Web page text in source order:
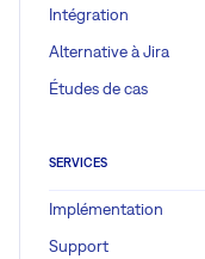
Intégration
Alternative à Jira
Études de cas
SERVICES
Implémentation
Support